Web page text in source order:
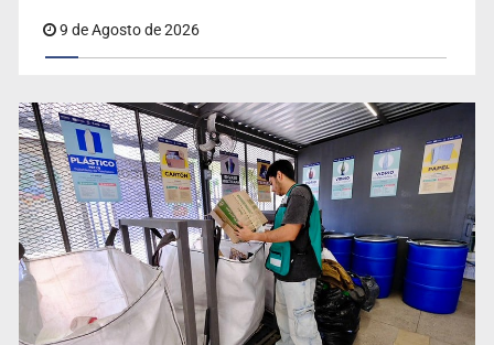
Congreso pide a la SEP combatir discursos de odio y
desinformación en redes e IA
9 de Agosto de 2026